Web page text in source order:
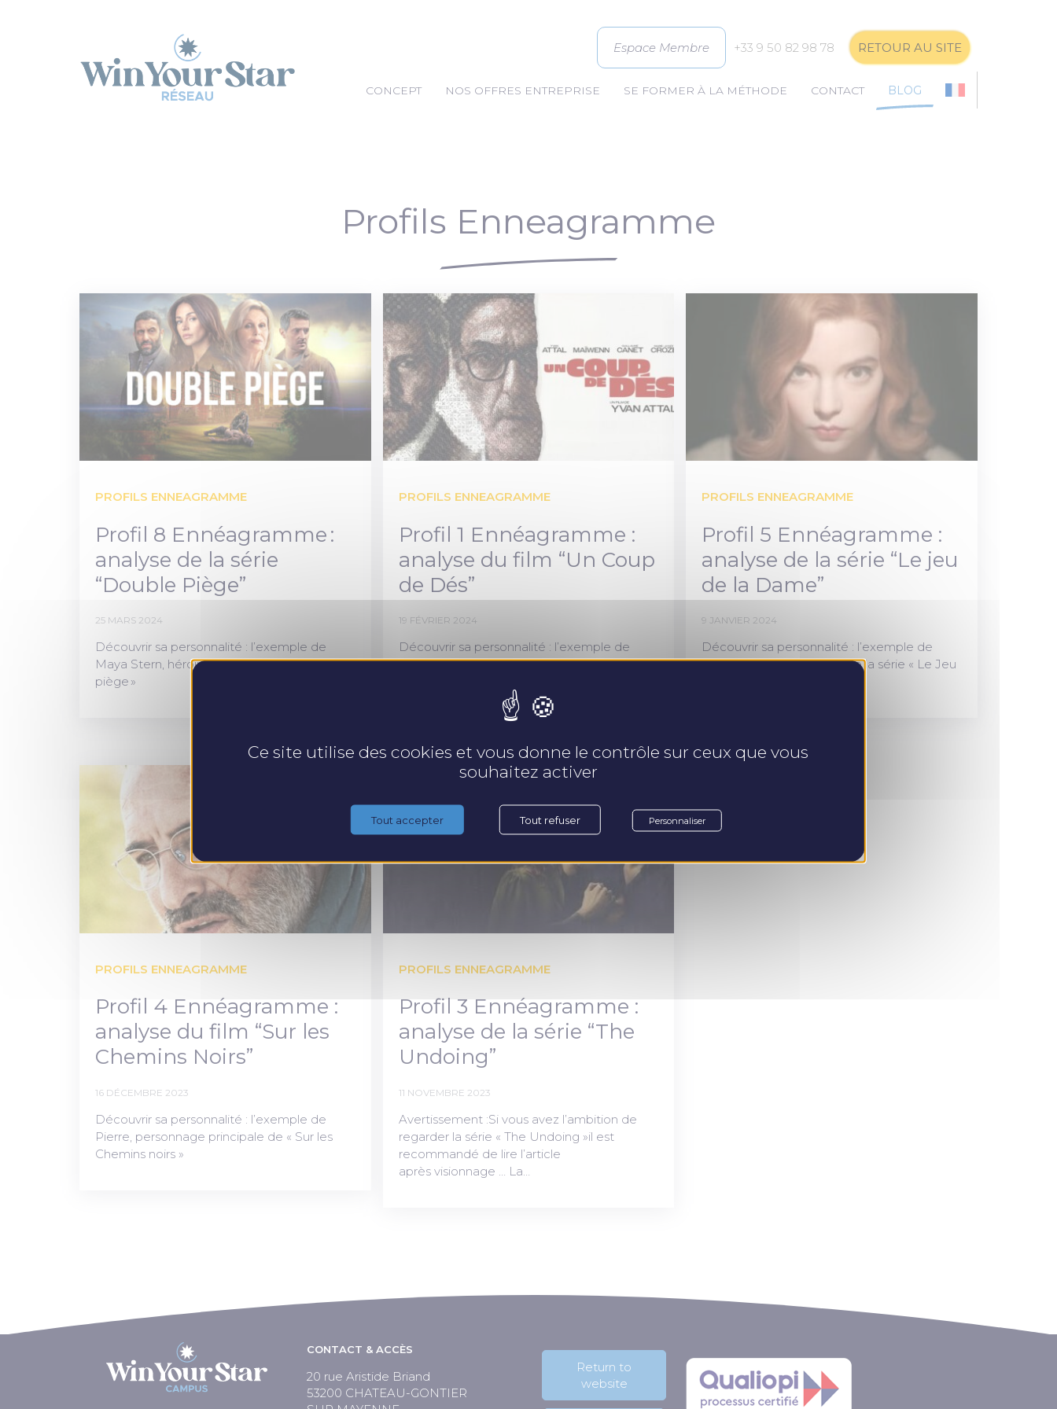
Espace Membre +33 9 50 82 98 78 RETOUR AU SITE
CONCEPT NOS OFFRES ENTREPRISE SE FORMER À LA MÉTHODE CONTACT BLOG
Profils Enneagramme
PROFILS ENNEAGRAMME
Profil 8 Ennéagramme :
analyse de la série
“Double Piège”
25 MARS 2024
Découvrir sa personnalité : l’exemple de
Maya Stern, héroïne de la série « Double
piège »
PROFILS ENNEAGRAMME
Profil 1 Ennéagramme :
analyse du film “Un Coup
de Dés”
19 FÉVRIER 2024
Découvrir sa personnalité : l’exemple de
Mathieu, personnage principale d' «Un coup
PROFILS ENNEAGRAMME
Profil 5 Ennéagramme :
analyse de la série “Le jeu
de la Dame”
9 JANVIER 2024
Découvrir sa personnalité : l’exemple de
Beth HARMON, héroïne de la série « Le Jeu
PROFILS ENNEAGRAMME
Profil 4 Ennéagramme :
analyse du film “Sur les
Chemins Noirs”
16 DÉCEMBRE 2023
Découvrir sa personnalité : l’exemple de
Pierre, personnage principale de « Sur les
Chemins noirs »
PROFILS ENNEAGRAMME
Profil 3 Ennéagramme :
analyse de la série “The
Undoing”
11 NOVEMBRE 2023
Avertissement :Si vous avez l’ambition de
regarder la série « The Undoing »il est
recommandé de lire l’article
après visionnage … La…
CONTACT & ACCÈS
20 rue Aristide Briand
53200 CHATEAU-GONTIER
Return to
website
Ce site utilise des cookies et vous donne le contrôle sur ceux que vous
souhaitez activer
Tout accepter Tout refuser Personnaliser